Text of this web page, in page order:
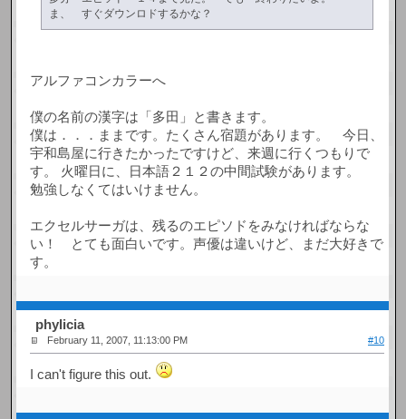
ま、 すぐダウンロドするかな？
アルファコンカラーへ
僕の名前の漢字は「多田」と書きます。
僕は．．．ままです。たくさん宿題があります。 今日、
宇和島屋に行きたかったですけど、来週に行くつもりで
す。 火曜日に、日本語２１２の中間試験があります。
勉強しなくてはいけません。
エクセルサーガは、残るのエピソドをみなければならな
い！ とても面白いです。声優は違いけど、まだ大好きで
す。
phylicia
February 11, 2007, 11:13:00 PM #10
I can't figure this out.